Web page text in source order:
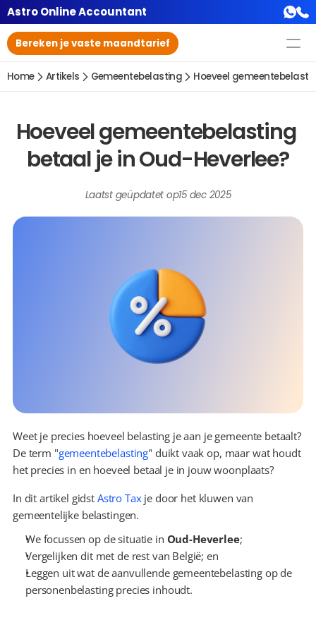
Astro Online Accountant
Bereken je vaste maandtarief
Home Artikels Gemeentebelasting Hoeveel
Hoeveel gemeentebelasting
betaal je in Oud-Heverlee?
Laatst geüpdatet op15 dec 2025
Weet je precies hoeveel belasting je aan je gemeente betaalt?
De term "gemeentebelasting" duikt vaak op, maar wat houdt
het precies in en hoeveel betaal je in jouw woonplaats?
In dit artikel gidst Astro Tax je door het kluwen van
gemeentelijke belastingen.
We focussen op de situatie in Oud-Heverlee;
Vergelijken dit met de rest van België; en
Leggen uit wat de aanvullende gemeentebelasting op de
personenbelasting precies inhoudt.